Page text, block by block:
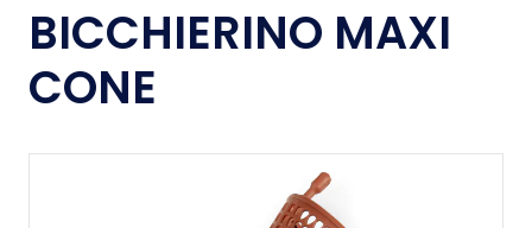
Prodotti
News
BICCHIERINO MAXI
CONE